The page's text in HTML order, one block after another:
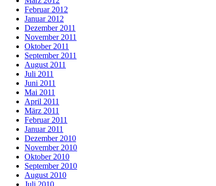
Februar 2012
Januar 2012
Dezember 2011
November 2011
Oktober 2011
September 2011
August 2011
Juli 2011
Juni 2011
Mai 2011
April 2011
März 2011
Februar 2011
Januar 2011
Dezember 2010
November 2010
Oktober 2010
September 2010
August 2010